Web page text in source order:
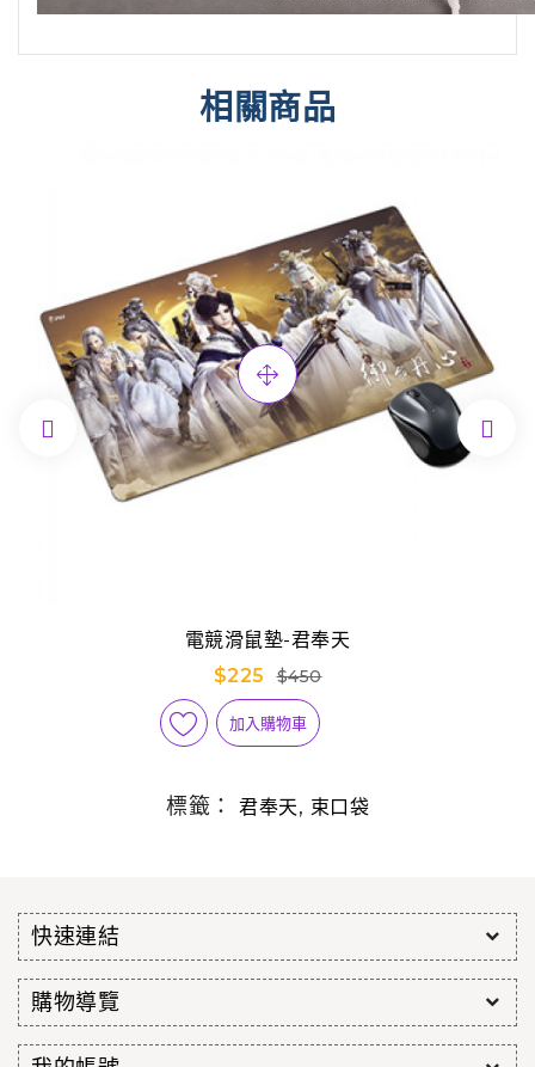
相關商品
電競滑鼠墊-君奉天
$225
$450
加入購物車
 
標籤： 君奉天, 束口袋
快速連結
購物導覽